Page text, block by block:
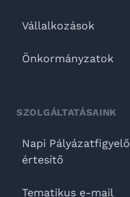
Vállalkozások
Önkormányzatok
SZOLGÁLTATÁSAINK
Napi Pályázatfigyelő
értesítő
Tematikus e-mail